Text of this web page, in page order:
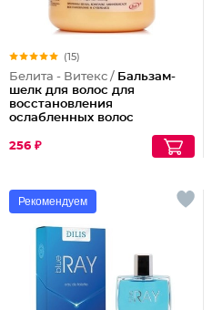
(15)
Белита - Витекс / Бальзам-
шелк для волос для
восстановления
ослабленных волос
256 ₽
Рекомендуем